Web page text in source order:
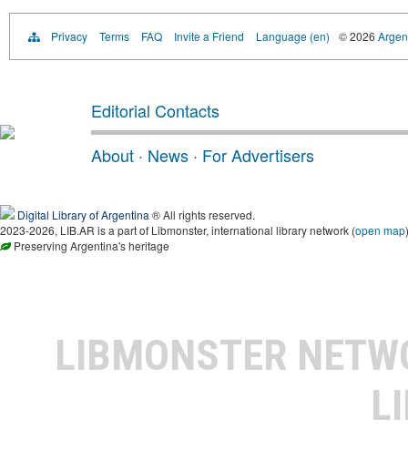
Privacy Terms FAQ Invite a Friend Language (en) © 2026
Editorial Contacts
About · News · For Advertisers
Digital Library of Argentina ® All rights reserved.
2023-2026, LIB.AR is a part of Libmonster, international library network (open map)
Preserving Argentina's heritage
LIBMONSTER